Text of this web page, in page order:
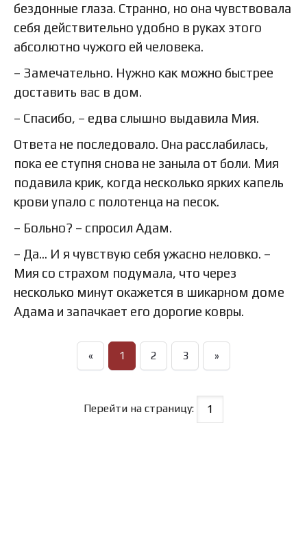
бездонные глаза. Странно, но она чувствовала
себя действительно удобно в руках этого
абсолютно чужого ей человека.
– Замечательно. Нужно как можно быстрее
доставить вас в дом.
– Спасибо, – едва слышно выдавила Мия.
Ответа не последовало. Она расслабилась,
пока ее ступня снова не заныла от боли. Мия
подавила крик, когда несколько ярких капель
крови упало с полотенца на песок.
– Больно? – спросил Адам.
– Да… И я чувствую себя ужасно неловко. –
Мия со страхом подумала, что через
несколько минут окажется в шикарном доме
Адама и запачкает его дорогие ковры.
« 1 2 3 »
Перейти на страницу: